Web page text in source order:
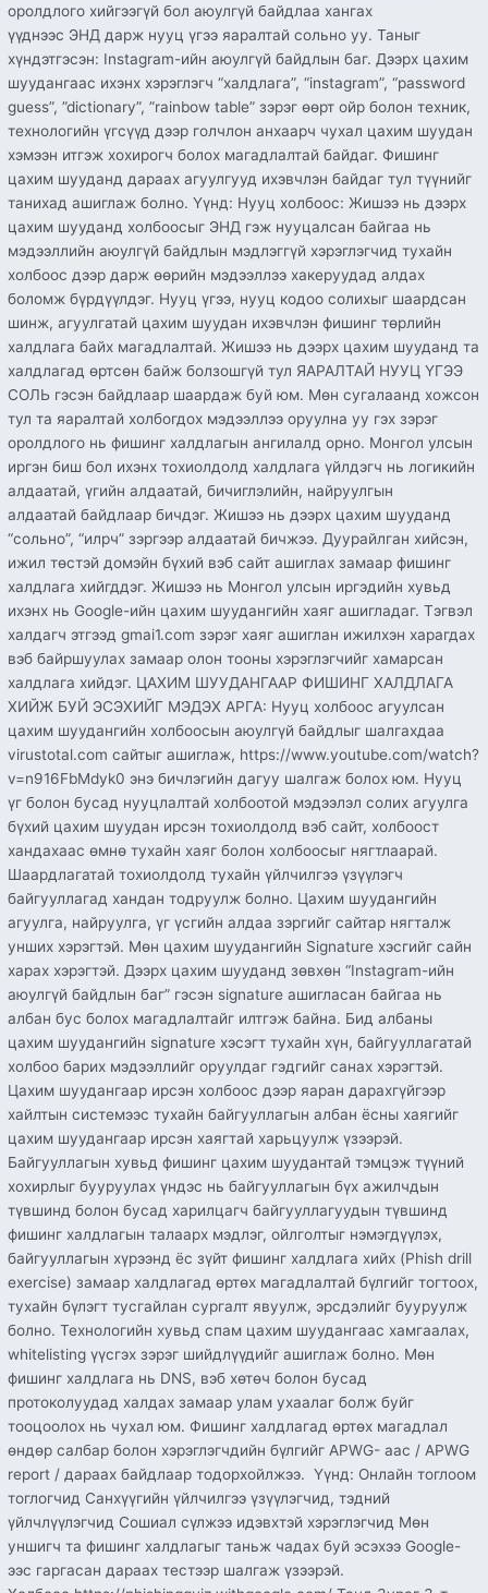
оролдлого хийгээгүй бол аюулгүй байдлаа хангах
үүднээс ЭНД дарж нууц үгээ яаралтай сольно уу. Таныг
хүндэтгэсэн: Instagram-ийн аюулгүй байдлын баг. Дээрх цахим
шуудангаас ихэнх хэрэглэгч “халдлага”, “instagram”, “password
guess”, ”dictionary”, ”rainbow table” зэрэг өөрт ойр болон техник,
технологийн үгсүүд дээр голчлон анхаарч чухал цахим шуудан
хэмээн итгэж хохирогч болох магадлалтай байдаг. Фишинг
цахим шууданд дараах агуулгууд ихэвчлэн байдаг тул түүнийг
танихад ашиглаж болно. Үүнд: Нууц холбоос: Жишээ нь дээрх
цахим шууданд холбоосыг ЭНД гэж нууцалсан байгаа нь
мэдээллийн аюулгүй байдлын мэдлэггүй хэрэглэгчид тухайн
холбоос дээр дарж өөрийн мэдээллээ хакеруудад алдах
боломж бүрдүүлдэг. Нууц үгээ, нууц кодоо солихыг шаардсан
шинж, агуулгатай цахим шуудан ихэвчлэн фишинг төрлийн
халдлага байх магадлалтай. Жишээ нь дээрх цахим шууданд та
халдлагад өртсөн байж болзошгүй тул ЯАРАЛТАЙ НУУЦ ҮГЭЭ
СОЛЬ гэсэн байдлаар шаардаж буй юм. Мөн сугалаанд хожсон
тул та яаралтай холбогдох мэдээллээ оруулна уу гэх зэрэг
оролдлого нь фишинг халдлагын ангилалд орно. Монгол улсын
иргэн биш бол ихэнх тохиолдолд халдлага үйлдэгч нь логикийн
алдаатай, үгийн алдаатай, бичиглэлийн, найруулгын
алдаатай байдлаар бичдэг. Жишээ нь дээрх цахим шууданд
“сольно”, “илрч” зэргээр алдаатай бичжээ. Дуурайлган хийсэн,
ижил төстэй домэйн бүхий вэб сайт ашиглах замаар фишинг
халдлага хийгддэг. Жишээ нь Монгол улсын иргэдийн хувьд
ихэнх нь Google-ийн цахим шуудангийн хаяг ашигладаг. Тэгвэл
халдагч этгээд gmai1.com зэрэг хаяг ашиглан ижилхэн харагдах
вэб байршуулах замаар олон тооны хэрэглэгчийг хамарсан
халдлага хийдэг. ЦАХИМ ШУУДАНГААР ФИШИНГ ХАЛДЛАГА
ХИЙЖ БУЙ ЭСЭХИЙГ МЭДЭХ АРГА: Нууц холбоос агуулсан
цахим шуудангийн холбоосын аюулгүй байдлыг шалгахдаа
virustotal.com сайтыг ашиглаж, https://www.youtube.com/watch?
v=n916FbMdyk0 энэ бичлэгийн дагуу шалгаж болох юм. Нууц
үг болон бусад нууцлалтай холбоотой мэдээлэл солих агуулга
бүхий цахим шуудан ирсэн тохиолдолд вэб сайт, холбоост
хандахаас өмнө тухайн хаяг болон холбоосыг нягтлаарай.
Шаардлагатай тохиолдолд тухайн үйлчилгээ үзүүлэгч
байгууллагад хандан тодруулж болно. Цахим шуудангийн
агуулга, найруулга, үг үсгийн алдаа зэргийг сайтар нягталж
унших хэрэгтэй. Мөн цахим шуудангийн Signature хэсгийг сайн
харах хэрэгтэй. Дээрх цахим шууданд зөвхөн “Instagram-ийн
аюулгүй байдлын баг” гэсэн signature ашигласан байгаа нь
албан бус болох магадлалтайг илтгэж байна. Бид албаны
цахим шуудангийн signature хэсэгт тухайн хүн, байгууллагатай
холбоо барих мэдээллийг оруулдаг гэдгийг санах хэрэгтэй.
Цахим шуудангаар ирсэн холбоос дээр яаран дарахгүйгээр
хайлтын системээс тухайн байгууллагын албан ёсны хаягийг
цахим шуудангаар ирсэн хаягтай харьцуулж үзээрэй.
Байгууллагын хувьд фишинг цахим шуудантай тэмцэж түүний
хохирлыг бууруулах үндэс нь байгууллагын бүх ажилчдын
түвшинд болон бусад харилцагч байгууллагуудын түвшинд
фишинг халдлагын талаарх мэдлэг, ойлголтыг нэмэгдүүлэх,
байгууллагын хүрээнд ёс зүйт фишинг халдлага хийх (Phish drill
exercise) замаар халдлагад өртөх магадлалтай бүлгийг тогтоох,
тухайн бүлэгт тусгайлан сургалт явуулж, эрсдэлийг бууруулж
болно. Технологийн хувьд спам цахим шуудангаас хамгаалах,
whitelisting үүсгэх зэрэг шийдлүүдийг ашиглаж болно. Мөн
фишинг халдлага нь DNS, вэб хөтөч болон бусад
протоколуудад халдах замаар улам ухаалаг болж буйг
тооцоолох нь чухал юм. Фишинг халдлагад өртөх магадлал
өндөр салбар болон хэрэглэгчдийн бүлгийг APWG- аас / APWG
report / дараах байдлаар тодорхойлжээ. Үүнд: Онлайн тоглоом
тоглогчид Санхүүгийн үйлчилгээ үзүүлэгчид, тэдний
үйлчлүүлэгчид Сошиал сүлжээ идэвхтэй хэрэглэгчид Мөн
уншигч та фишинг халдлагыг таньж чадах буй эсэхээ Google-
ээс гаргасан дараах тестээр шалгаж үзээрэй.